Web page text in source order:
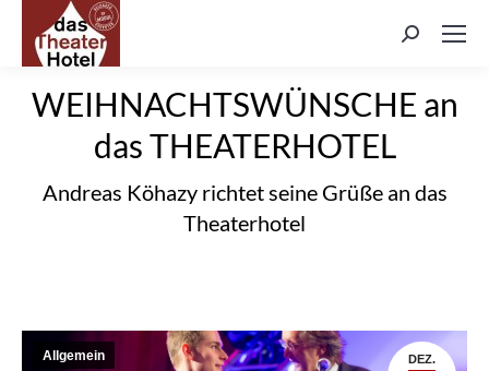
Search:
WEIHNACHTSWÜNSCHE an
das THEATERHOTEL
Andreas Köhazy richtet seine Grüße an das
Theaterhotel
DEZ.
Allgemein